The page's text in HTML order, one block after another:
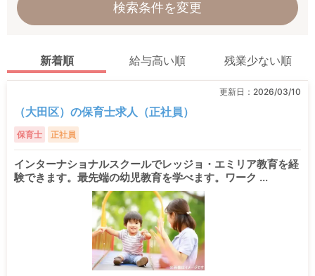
検索条件を変更
新着順 給与高い順 残業少ない順
更新日： 2026/03/10
（大田区）の保育士求人（正社員）
保育士 正社員
インターナショナルスクールでレッジョ・エミリア教育を経
験できます。最先端の幼児教育を学べます。ワーク ...